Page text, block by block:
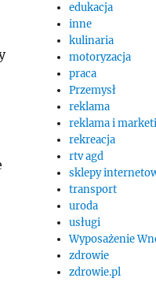
edukacja
inne
kulinaria
motoryzacja
praca
Przemysł
reklama
reklama i
rekreacja
rtv agd
sklepy
transport
uroda
usługi
Wyposażenie
zdrowie
zdrowie.pl